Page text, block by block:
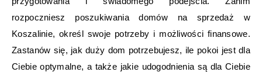
rozpoczniesz poszukiwania domów na sprzedaż w
Koszalinie, określ swoje potrzeby i możliwości finansowe.
Zastanów się, jak duży dom potrzebujesz, ile pokoi jest dla
Ciebie optymalne, a także jakie udogodnienia są dla Ciebie